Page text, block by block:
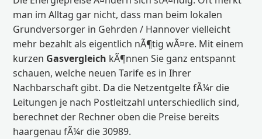
man im Alltag gar nicht, dass man beim lokalen
Grundversorger in Gehrden / Hannover vielleicht
mehr bezahlt als eigentlich nÃ¶tig wÃ¤re. Mit einem
kurzen Gasvergleich kÃ¶nnen Sie ganz entspannt
schauen, welche neuen Tarife es in Ihrer
Nachbarschaft gibt. Da die Netzentgelte fÃ¼r die
Leitungen je nach Postleitzahl unterschiedlich sind,
berechnet der Rechner oben die Preise bereits
haargenau fÃ¼r die 30989.